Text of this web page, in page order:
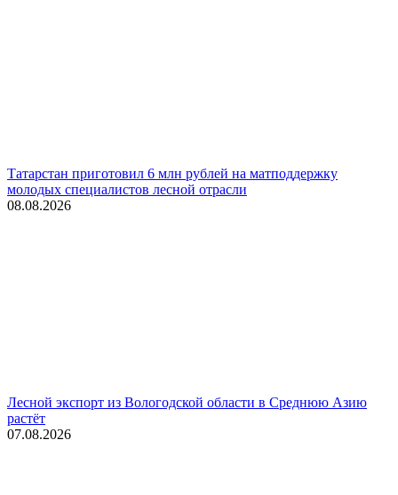
Татарстан приготовил 6 млн рублей на матподдержку
молодых специалистов лесной отрасли
08.08.2026
Лесной экспорт из Вологодской области в Среднюю Азию
растёт
07.08.2026